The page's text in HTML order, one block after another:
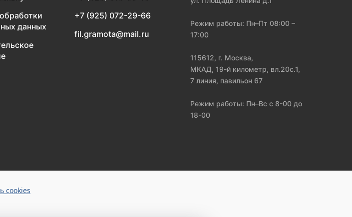
данных
+7 (925) 072-29-66
fil.gramota@mail.ru
Режим работы: Пн–Пт 08:00 –
17:00
115612, г. Москва,
МКАД, 19-й километр, вл.20с.1,
7 линия, павильон 67
Режим работы: Пн–Вс с 8-00 до
18-00
cookies